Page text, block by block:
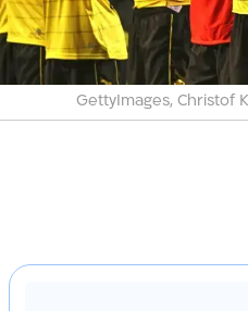
GettyImages, Christof